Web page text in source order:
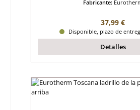
Fabricante:
Precio
37,99 €
Disponible, plazo de
Detalles